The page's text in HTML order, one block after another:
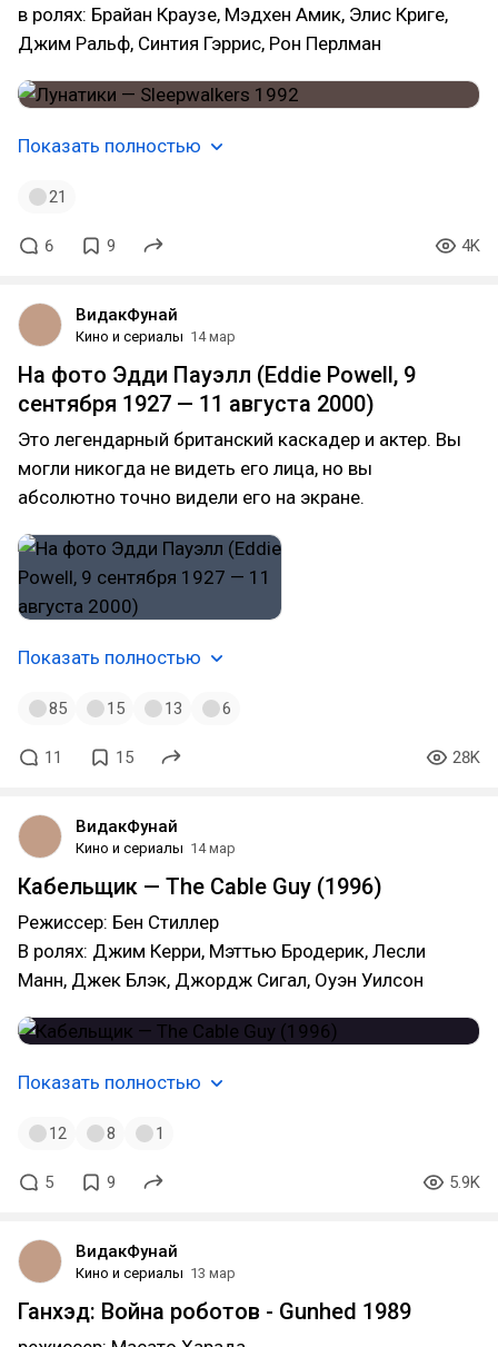
в ролях: Брайан Краузе, Мэдхен Амик, Элис Криге,
Джим Ральф, Синтия Гэррис, Рон Перлман
Показать полностью
21
6 9 4K
ВидакФунай
Кино и сериалы 14 мар
На фото Эдди Пауэлл (Eddie Powell, 9
сентября 1927 — 11 августа 2000)
Это легендарный британский каскадер и актер. Вы
могли никогда не видеть его лица, но вы
абсолютно точно видели его на экране.
Показать полностью
85 15 13 6
11 15 28K
ВидакФунай
Кино и сериалы 14 мар
Кабельщик — The Cable Guy (1996)
Режиссер: Бен Стиллер
В ролях: Джим Керри, Мэттью Бродерик, Лесли
Манн, Джек Блэк, Джордж Сигал, Оуэн Уилсон
Показать полностью
12 8 1
5 9 5.9K
ВидакФунай
Кино и сериалы 13 мар
Ганхэд: Война роботов - Gunhed 1989